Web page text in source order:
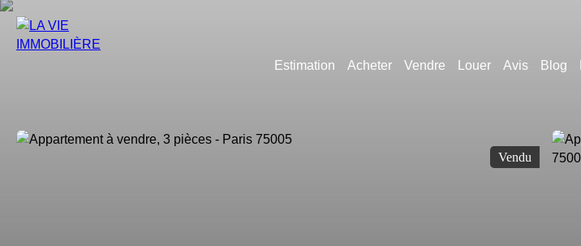
Estimation Acheter Vendre Louer Avis Blog
Vendu